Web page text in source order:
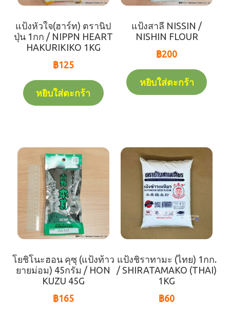
แป้งหัวใจ(ฮาร์ท) ตรานิป
ปุ่น 1กก / NIPPN HEART
HAKURIKIKO 1KG
฿125
หยิบใส่ตะกร้า
แป้งสาลี NISSIN /
NISHIN FLOUR
฿200
หยิบใส่ตะกร้า
โยชิโนะฮอน คุซุ (แป้งท้าว
ยายม่อม) 45กรัม / HON
KUZU 45G
฿165
แป้งชิราทามะ (ไทย) 1กก.
/ SHIRATAMAKO (THAI)
1KG
฿60